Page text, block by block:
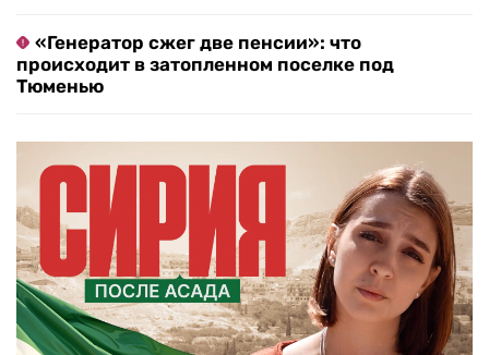
«Генератор сжег две пенсии»: что
происходит в затопленном поселке под
Тюменью